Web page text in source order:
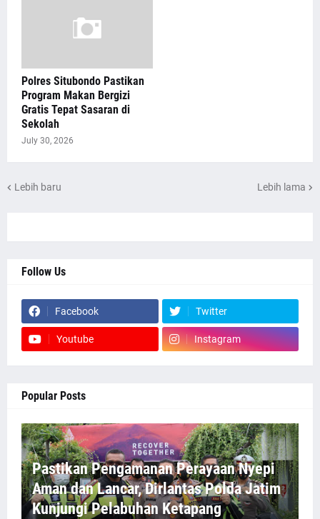
Polres Situbondo Pastikan
Program Makan Bergizi
Gratis Tepat Sasaran di
Sekolah
July 30, 2026
Lebih baru Lebih lama
Follow Us
Facebook Twitter
Youtube Instagram
Popular Posts
Pastikan Pengamanan Perayaan Nyepi
Aman dan Lancar, Dirlantas Polda Jatim
Kunjungi Pelabuhan Ketapang